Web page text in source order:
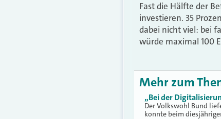
Fast die Hälfte der
investieren. 35
dabei nicht viel: bei
würde maximal 100
Mehr zum
„Bei der
Der Volkswohl Bund
konnte beim